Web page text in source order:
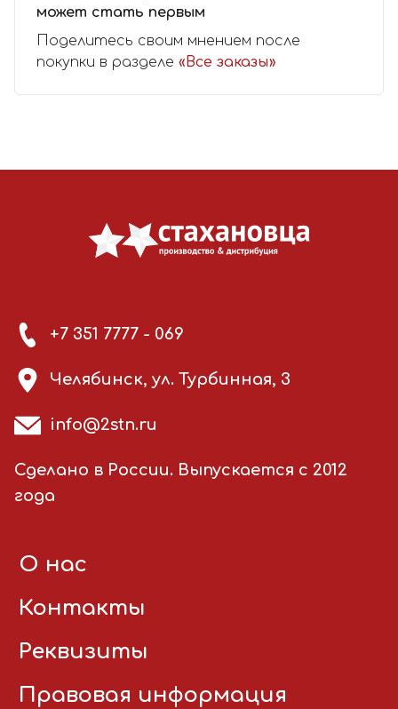
может стать первым
Поделитесь своим мнением после
покупки в разделе «Все заказы»
+7 351 7777 - 069
Челябинск, ул. Турбинная, 3
info@2stn.ru
Сделано в России. Выпускается с 2012
года
О нас
Контакты
Реквизиты
Правовая информация